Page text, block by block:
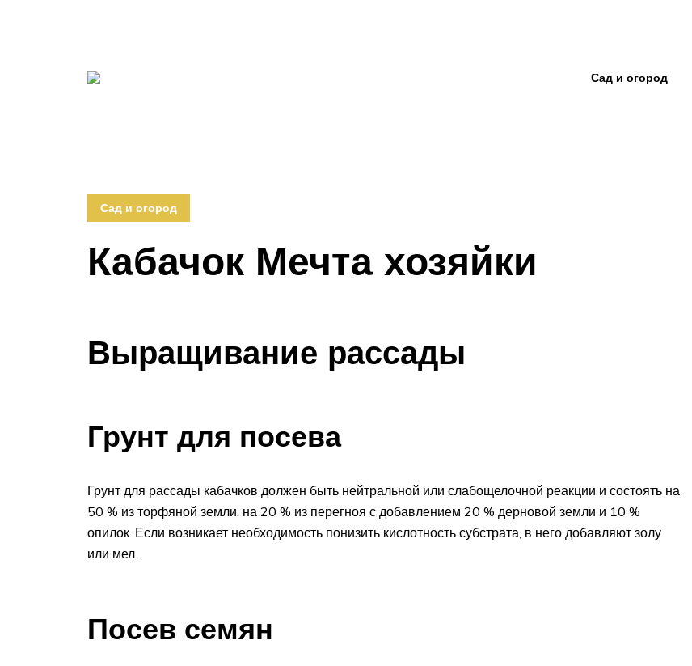
Сад и огород
Сад и огород
Кабачок Мечта хозяйки
Выращивание рассады
Грунт для посева
Грунт для рассады кабачков должен быть нейтральной или слабощелочной реакции и состоять на
50 % из торфяной земли, на 20 % из перегноя с добавлением 20 % дерновой земли и 10 %
опилок. Если возникает необходимость понизить кислотность субстрата, в него добавляют золу
или мел.
Посев семян